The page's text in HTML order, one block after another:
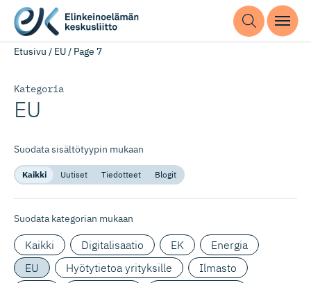
Etusivu / EU/ Page 7
Kategoria
EU
Suodata sisältötyypin mukaan
Kaikki Uutiset Tiedotteet Blogit
Suodata kategorian mukaan
Kaikki Digitalisaatio EK
Energia
EU
Hyötytietoa yrityksille
Ilmasto